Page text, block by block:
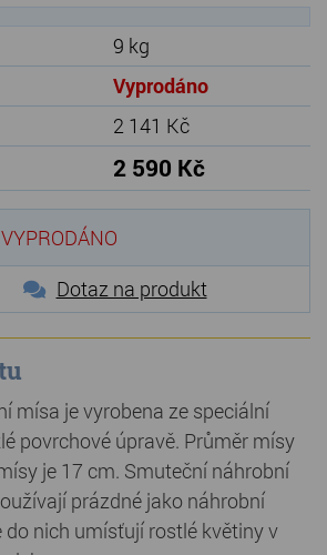
kámen
kamene
9 kg
Vyprodáno
2 141 Kč
2 590 Kč
VYPRODÁNO
Dotaz na produkt
mísa je vyrobena ze speciální
povrchové úpravě. Průměr mísy
je 17 cm. Smuteční náhrobní
prázdné jako náhrobní
do nich umísťují rostlé květiny v